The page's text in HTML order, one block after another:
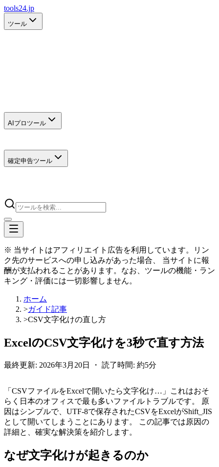
tools24.jp
ツール
AIプロツール
確定申告ツール
※ 当サイトはアフィリエイト広告を利用しています。リン
ク先のサービスへの申し込みがあった場合、 当サイトに報
酬が支払われることがあります。なお、ツールの機能・ラン
キング・評価には一切影響しません。
ホーム
>ガイド記事
>CSV文字化けの直し方
ExcelのCSV文字化けを3秒で直す方法
最終更新: 2026年3月20日 ・ 読了時間: 約5分
「CSVファイルをExcelで開いたら文字化け…」これはおそ
らく日本のオフィスで最も多いファイルトラブルです。 原
因はシンプルで、UTF-8で保存されたCSVをExcelがShift_JIS
として開いてしまうことにあります。 この記事では原因の
詳細と、確実な解決策を紹介します。
なぜ文字化けが起きるのか